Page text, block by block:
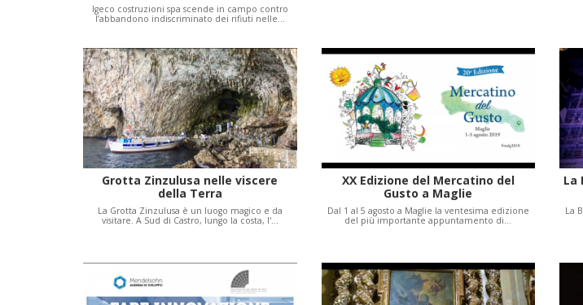
Igeco costruzioni spa scende in campo contro
l’abbandono indiscriminato dei rifiuti nelle…
Grotta Zinzulusa nelle viscere
della Terra
La Grotta Zinzulusa è un luogo magico e da
visitare. A Sud di Castro, lungo la costa, l'…
XX Edizione del Mercatino del
Gusto a Maglie
Dal 1 al 5 agosto a Maglie la ventesima edizione
del più importante appuntamento di…
La
La